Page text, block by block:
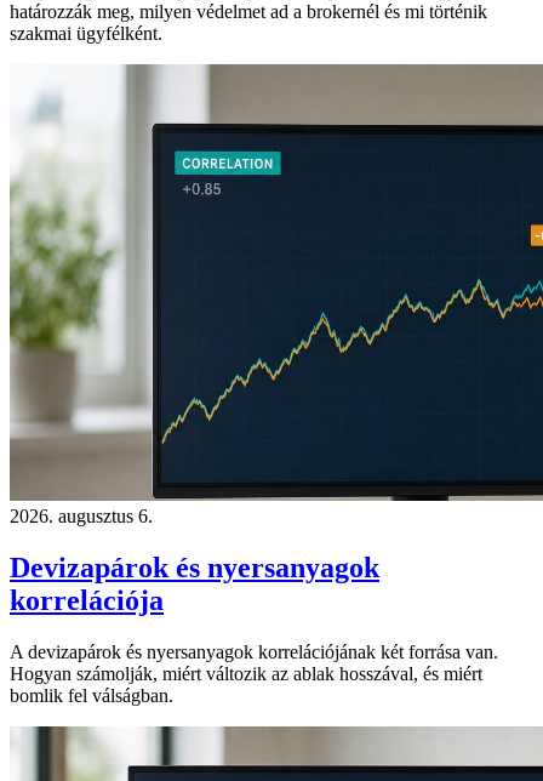
határozzák meg, milyen védelmet ad a brokernél és mi történik
szakmai ügyfélként.
2026. augusztus 6.
Devizapárok és nyersanyagok
korrelációja
A devizapárok és nyersanyagok korrelációjának két forrása van.
Hogyan számolják, miért változik az ablak hosszával, és miért
bomlik fel válságban.